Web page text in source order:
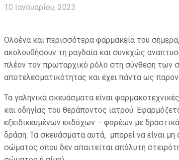
10 Ιανουαρίου, 2023
Ολοένα και περισσότερα φαρμακεία του
ακολουθήσουν τη ραγδαία και συνεχώς
πλέον τον πρωταρχικό ρόλο στη σύνθεση των
αποτελεσματικότητας και έχει πάντα ως
Τα γαληνικά σκευάσματα είναι
και οδηγίας του θεράποντος ιατρού.
εξειδικευμένων εκδόχων – φορέων με
δράση. Τα σκευάσματα αυτά, μπορεί να είναι
σώματος όπου δεν απαιτείται απόλυτη